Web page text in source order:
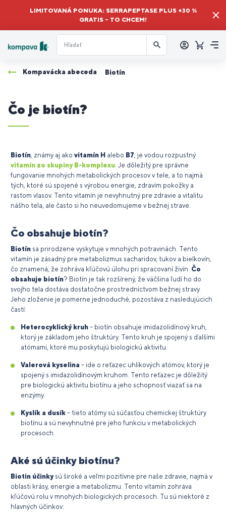
LIMITOVANÁ PONUKA: SERRAPEPTASE PLUS +30 %
GRATIS – TO CHCEM!
sa
Košík
Kompavácka abeceda Biotín
Čo je biotín?
Biotín, známy aj ako vitamín H alebo B7, je vodou rozpustný
vitamín zo skupiny B-komplexu. Je dôležitý pre správne
fungovanie mnohých metabolických procesov v tele, a to najmä
tých, ktoré sú spojené s výrobou energie, zdravím pokožky a
rastom vlasov. Tento vitamín je nevyhnutný pre zdravie a vitalitu
nášho tela, ale často si ho neuvedomujeme v bežnej strave.
Čo obsahuje biotín?
Biotín sa prirodzene vyskytuje v mnohých potravinách. Tento
vitamín je zásadný pre metabolizmus sacharidov, tukov a bielkovín,
čo znamená, že zohráva kľúčovú úlohu pri spracovaní živín. Čo
obsahuje biotín? Biotín je tak rozšírený, že väčšina ľudí ho do
svojho tela dostáva dostatočne prostredníctvom bežnej stravy.
Jeho zloženie je pomerne jednoduché, pozostáva z nasledujúcich
častí:
Heterocyklický kruh – biotín obsahuje imidazolidínový kruh,
ktorý je základom jeho štruktúry. Tento kruh je spojený s ďalšími
atómami, ktoré mu poskytujú biologickú aktivitu.
Valerová kyselina – ide o reťazec uhlíkových atómov, ktorý je
spojený s imidazolidínovým kruhom. Tento reťazec je dôležitý
pre biologickú aktivitu biotínu a jeho schopnosť viazať sa na
enzýmy.
Kyslík a dusík – tieto atómy sú súčasťou chemickej štruktúry
biotínu a sú nevyhnutné pre jeho funkciu v metabolických
procesoch.
Aké sú účinky biotínu?
Biotin účinkysú široké a veľmi pozitívne pre naše zdravie, najmä v
oblasti krásy, energie a metabolizmu. Tento vitamín zohráva
kľúčovú rolu v mnohých biologických procesoch. Tu sú niektoré z
hlavných účinkov: